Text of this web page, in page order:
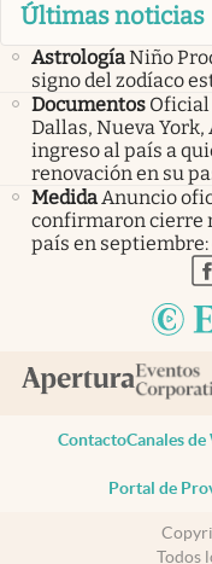
Últimas noticias
AstrologíaNiño
signo del zodíaco
Documentos Oficial
Dallas, Nueva
ingreso al país a
renovación en su
MedidaAnuncio
confirmaron cierre
país en
ContactoCanales
Portal de
Todos